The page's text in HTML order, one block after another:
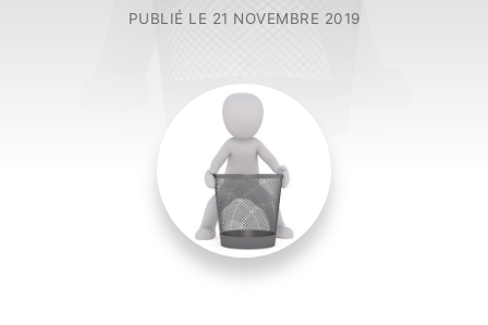
PUBLIÉ LE 21 NOVEMBRE 2019